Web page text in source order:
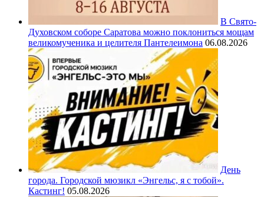
В Свято-
Духовском соборе Саратова можно поклониться мощам
великомученика и целителя Пантелеимона 06.08.2026
День
города. Городской мюзикл «Энгельс, я с тобой».
Кастинг! 05.08.2026